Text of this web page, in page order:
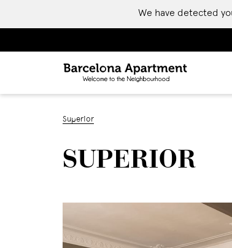
We have detected
Superior
SUPERIOR